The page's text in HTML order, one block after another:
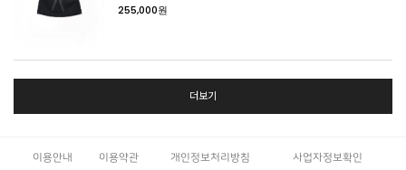
255,000원
더보기
이용안내 이용약관 개인정보처리방침 사업자정보확인